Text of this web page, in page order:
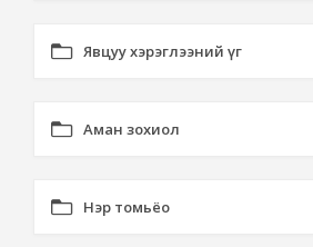
Явцуу хэрэглээний үг
Аман зохиол
Нэр томьёо